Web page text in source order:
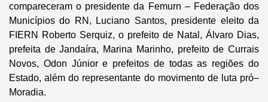
compareceram o presidente da Femurn – Federação dos
Municípios do RN, Luciano Santos, presidente eleito da
FIERN Roberto Serquiz, o prefeito de Natal, Álvaro Dias,
prefeita de Jandaíra, Marina Marinho, prefeito de Currais
Novos, Odon Júnior e prefeitos de todas as regiões do
Estado, além do representante do movimento de luta pró–
Moradia.